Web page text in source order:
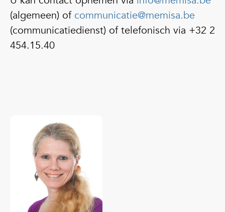
(algemeen) of communicatie@memisa.be
(communicatiedienst) of telefonisch via +32 2
454.15.40